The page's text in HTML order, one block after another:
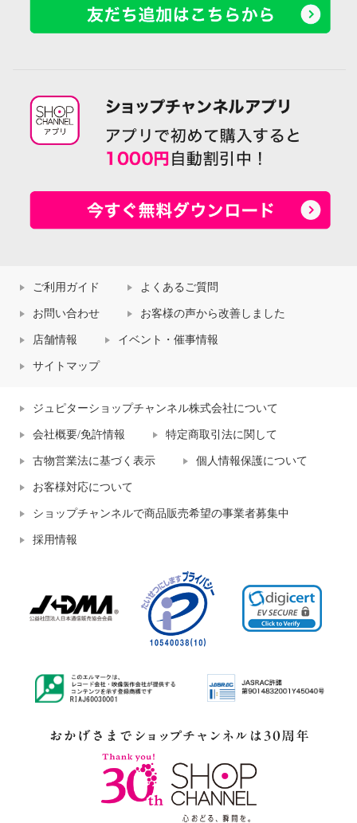
ご利用ガイド よくあるご質問
お問い合わせ お客様の声から改善しました
店舗情報 イベント・催事情報
サイトマップ
ジュピターショップチャンネル株式会社について
会社概要/免許情報 特定商取引法に関して
古物営業法に基づく表示 個人情報保護について
お客様対応について
ショップチャンネルで商品販売希望の事業者募集中
採用情報